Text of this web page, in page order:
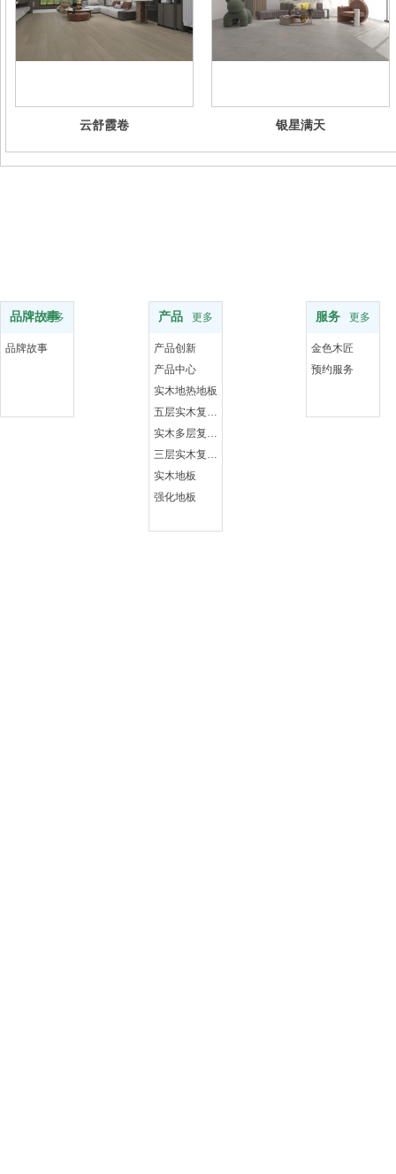
云舒霞卷 银星满天
品牌故事
更多
品牌故事
产品 更多
产品创新
产品中心
实木地热地板
五层实木复合地板
实木多层复合地板
三层实木复合地板
实木地板
强化地板
服务 更多
金色木匠
预约服务